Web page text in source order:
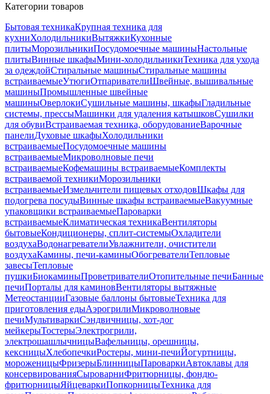
Категории товаров
Бытовая техникаКрупная техника для
кухниХолодильникиВытяжкиКухонные
плитыМорозильникиПосудомоечные машиныНастольные
плитыВинные шкафыМини-холодильникиТехника для ухода
за одеждойСтиральные машиныСтиральные машины
встраиваемыеУтюгиОтпаривателиШвейные, вышивальные
машиныПромышленные швейные
машиныОверлокиСушильные машины, шкафыГладильные
системы, прессыМашинки для удаления катышковСушилки
для обувиВстраиваемая техника, оборудованиеВарочные
панелиДуховые шкафыХолодильники
встраиваемыеПосудомоечные машины
встраиваемыеМикроволновые печи
встраиваемыеКофемашины встраиваемыеКомплекты
встраиваемой техникиМорозильники
встраиваемыеИзмельчители пищевых отходовШкафы для
подогрева посудыВинные шкафы встраиваемыеВакуумные
упаковщики встраиваемыеПароварки
встраиваемыеКлиматическая техникаВентиляторы
бытовыеКондиционеры, сплит-системыОхладители
воздухаВодонагревателиУвлажнители, очистители
воздухаКамины, печи-каминыОбогревателиТепловые
завесыТепловые
пушкиБиокаминыПроветривателиОтопительные печиБанные
печиПорталы для каминовВентиляторы вытяжные
МетеостанцииГазовые баллоны бытовыеТехника для
приготовления едыАэрогрилиМикроволновые
печиМультиваркиСэндвичницы, хот-дог
мейкерыТостерыЭлектрогрили,
электрошашлычницыВафельницы, орешницы,
кексницыХлебопечкиРостеры, мини-печиЙогуртницы,
мороженицыФризерыБлинницыПароваркиАвтоклавы для
консервированияСыроварниФритюрницы, фондю-
фритюрницыЯйцеваркиПопкорницыТехника для